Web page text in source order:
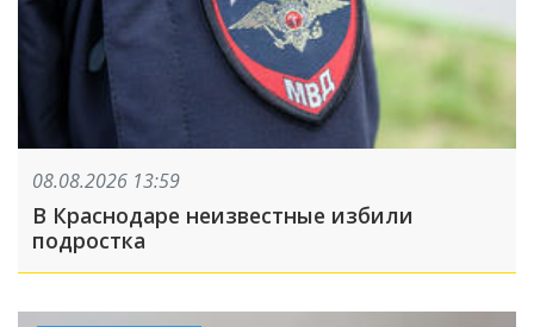
08.08.2026 13:59
В Краснодаре неизвестные избили
подростка